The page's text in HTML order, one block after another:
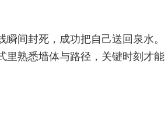
间封死，成功把自己送回泉水。
里熟悉墙体与路径，关键时刻才能